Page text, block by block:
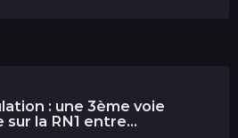
: une 3ème voie
sur la RN1 entre...